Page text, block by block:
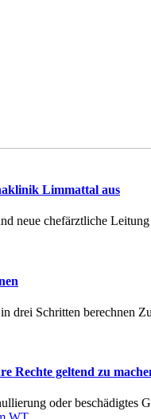
Limmattal aus
neue chefärztliche
drei Schritten
Rechte geltend zu
oder beschädigtes